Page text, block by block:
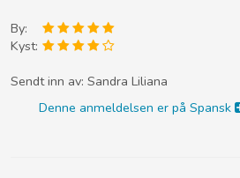
By:
Kyst:
Sendt inn av: Sandra Liliana
Denne anmeldelsen er på Spansk